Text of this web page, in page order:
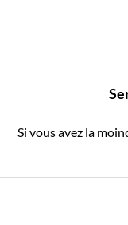
Si vous avez la